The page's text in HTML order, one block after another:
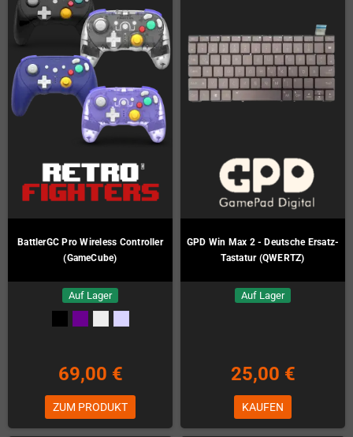
BattlerGC Pro Wireless Controller
(GameCube)
Auf Lager
69,00 €
ZUM PRODUKT
GPD Win Max 2 - Deutsche Ersatz-
Tastatur (QWERTZ)
Auf Lager
25,00 €
KAUFEN